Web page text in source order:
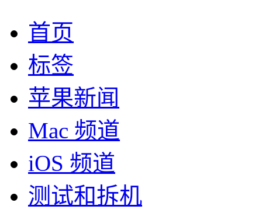
首页
标签
苹果新闻
Mac 频道
iOS 频道
测试和拆机